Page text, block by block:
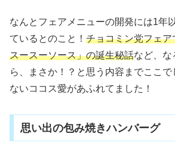
なんとフェアメニューの開発には1年
ているとのこと！ チョコミン党フェ
スースーソース」の誕生秘話など、な
ら、まさか！？と思う内容までここで
ないココス愛があふれてました！
思い出の包み焼きハンバーグ